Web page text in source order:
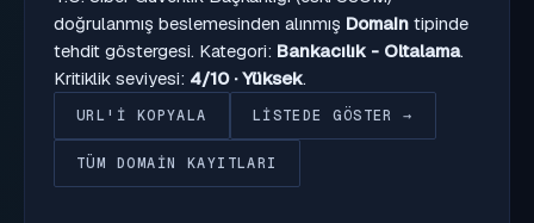
doğrulanmış beslemesinden alınmış Domain tipinde
tehdit göstergesi. Kategori: Bankacılık - Oltalama.
Kritiklik seviyesi: 4/10 · Yüksek.
URL'I KOPYALA LISTEDE GÖSTER →
TÜM DOMAIN KAYITLARI